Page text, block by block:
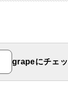
grapeにチェ